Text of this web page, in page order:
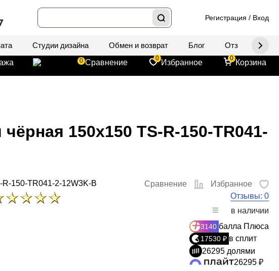
Регистрация / Вход
Студии дизайна Обмен и возврат Блог Отзывы
0 Сравнение 0 Избранное 0 Корзина
150x150 TS-R-150-TR041-
R-150-TR041-2-12W3K-B Сравнение
Избранное
Отзывы: 0
в наличии
3140 балла Плюса
17530 ₽ в сплит
26295 долями
26295 ₽